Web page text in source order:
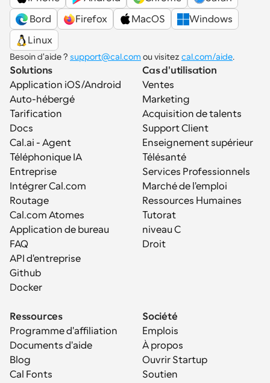
Bord
Firefox MacOS
Windows
Linux
Besoin d'aide ? support@cal.com ou visitez cal.com/aide.
Solutions
Application iOS/Android
Auto-hébergé
Tarification
Docs
Cal.ai - Agent
Téléphonique IA
Entreprise
Intégrer Cal.com
Routage
Cal.com Atomes
Application de bureau
FAQ
API d'entreprise
Github
Docker
Cas d'utilisation
Ventes
Marketing
Acquisition de talents
Support Client
Enseignement supérieur
Télésanté
Services Professionnels
Marché de l'emploi
Ressources Humaines
Tutorat
niveau C
Droit
Ressources
Programme d'affiliation
Documents d'aide
Blog
Cal Fonts
Société
Emplois
À propos
Ouvrir Startup
Soutien